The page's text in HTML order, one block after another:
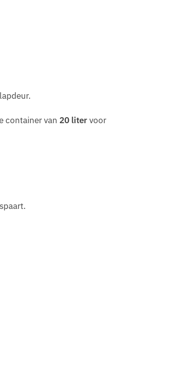
container van 20 litervoor